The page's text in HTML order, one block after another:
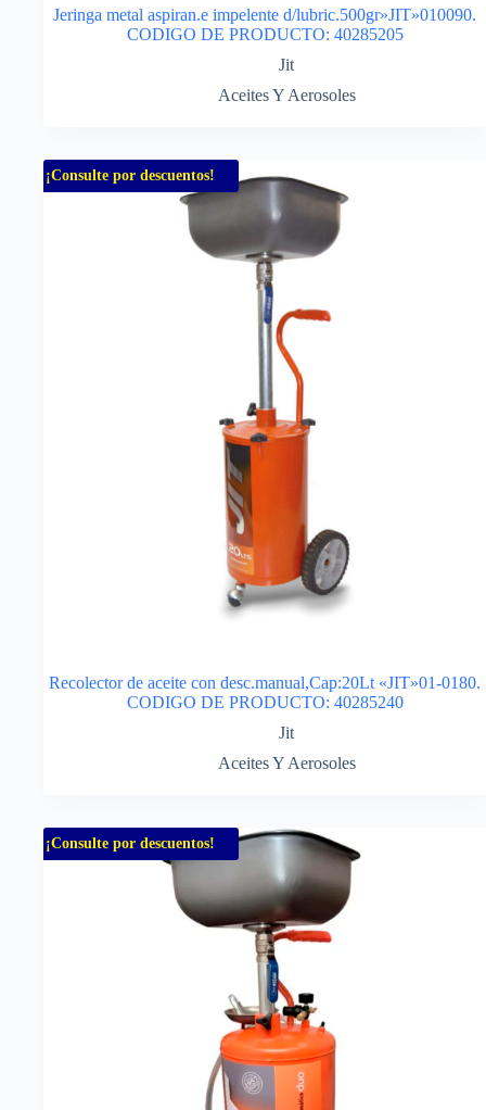
Jeringa metal aspiran.e impelente d/lubric.500gr»JIT»010090.
CODIGO DE PRODUCTO: 40285205
Jit
Aceites Y Aerosoles
¡Consulte por descuentos!
Recolector de aceite con desc.manual,Cap:20Lt «JIT»01-0180.
CODIGO DE PRODUCTO: 40285240
Jit
Aceites Y Aerosoles
¡Consulte por descuentos!